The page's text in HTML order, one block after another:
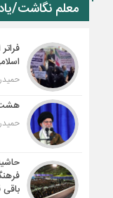
معلم نگاشت/
هشت
باقی